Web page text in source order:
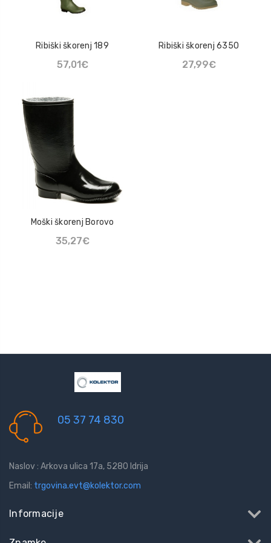
Ribiški škorenj 189
57,01€
Ribiški škorenj 6350
27,99€
Moški škorenj Borovo
35,27€
05 37 74 830
Naslov : Arkova ulica 17a, 5280 Idrija
Email: trgovina.evt@kolektor.com
Informacije